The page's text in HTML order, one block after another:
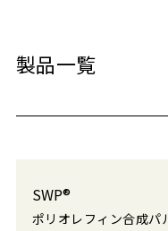
製品一覧
SWP®
ポリオレフィン合成パ